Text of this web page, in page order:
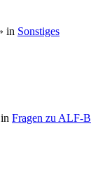
in Sonstiges
Fragen zu ALF-